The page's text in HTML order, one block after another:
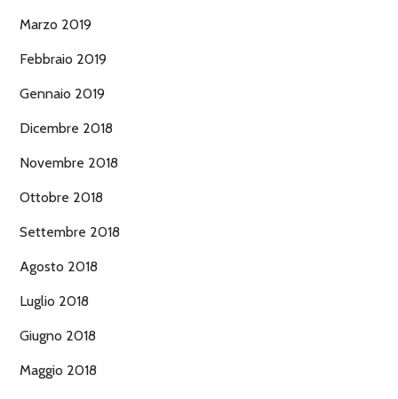
Marzo 2019
Febbraio 2019
Gennaio 2019
Dicembre 2018
Novembre 2018
Ottobre 2018
Settembre 2018
Agosto 2018
Luglio 2018
Giugno 2018
Maggio 2018